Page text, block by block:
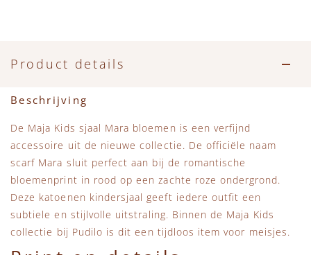
Accessoires
Zwemkleding
Speelgoed
Beren
MarMar Copenhagen
Piupiuchick
Play Up
Sproet & Sprout
Product details
Beschrijving
De Maja Kids sjaal Mara bloemen is een verfijnd
accessoire uit de nieuwe collectie. De officiële naam
scarf Mara sluit perfect aan bij de romantische
bloemenprint in rood op een zachte roze ondergrond.
Deze katoenen kindersjaal geeft iedere outfit een
subtiele en stijlvolle uitstraling. Binnen de Maja Kids
collectie bij Pudilo is dit een tijdloos item voor meisjes.